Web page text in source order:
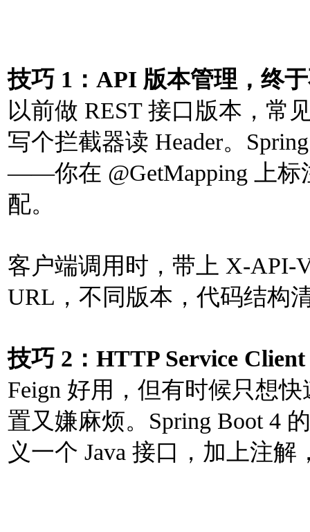
技巧 1：API 版本管理，终
以前做 REST 接口版本，常
写个拦截器读 Header。
——你在 @GetMapping 上标
配。
客户端调用时，带上 X-API-
URL，不同版本，代码结构
技巧 2：HTTP Service
Feign 好用，但有时候只想
置又嫌麻烦。Spring Boot 4
义一个 Java 接口，加上注